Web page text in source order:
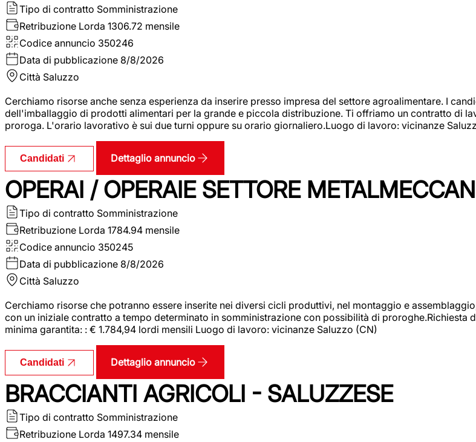
Tipo di contratto Somministrazione
Retribuzione Lorda 1306.72 mensile
Codice annuncio 350246
Data di pubblicazione 8/8/2026
Città Saluzzo
Cerchiamo risorse anche senza esperienza da inserire presso impresa del settore agroalimentare. I
dell'imballaggio di prodotti alimentari per la grande e piccola distribuzione. Ti offriamo un contratto di
proroga. L'orario lavorativo è sui due turni oppure su orario giornaliero.Luogo di lavoro: vicinanze
Candidati Dettaglio annuncio
OPERAI / OPERAIE SETTORE
Tipo di contratto Somministrazione
Retribuzione Lorda 1784.94 mensile
Codice annuncio 350245
Data di pubblicazione 8/8/2026
Città Saluzzo
Cerchiamo risorse che potranno essere inserite nei diversi cicli produttivi, nel montaggio e
con un iniziale contratto a tempo determinato in somministrazione con possibilità di
minima garantita: : € 1.784,94 lordi mensili Luogo di lavoro: vicinanze Saluzzo (CN)
Candidati Dettaglio annuncio
BRACCIANTI AGRICOLI - SALUZZESE
Tipo di contratto Somministrazione
Retribuzione Lorda 1497.34 mensile